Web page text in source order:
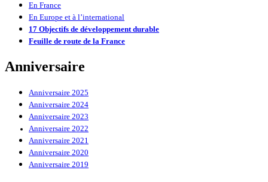
En France
En Europe et à l’international
17 Objectifs de développement durable
Feuille de route de la France
Anniversaire
Anniversaire 2025
Anniversaire 2024
Anniversaire 2023
Anniversaire 2022
Anniversaire 2021
Anniversaire 2020
Anniversaire 2019